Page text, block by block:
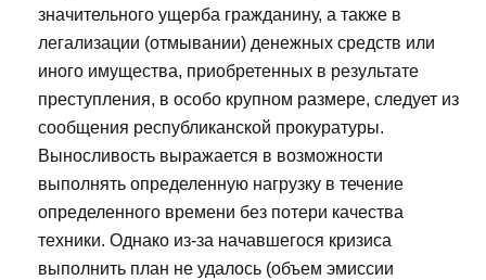
значительного ущерба гражданину, а также в
легализации (отмывании) денежных средств или
иного имущества, приобретенных в результате
преступления, в особо крупном размере, следует из
сообщения республиканской прокуратуры.
Выносливость выражается в возможности
выполнять определенную нагрузку в течение
определенного времени без потери качества
техники. Однако из-за начавшегося кризиса
выполнить план не удалось (объем эмиссии